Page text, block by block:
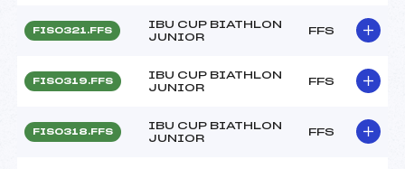
FIS0321.FFS
IBU CUP BIATHLON
JUNIOR
FFS
FIS0319.FFS
IBU CUP BIATHLON
JUNIOR
FFS
FIS0318.FFS
IBU CUP BIATHLON
JUNIOR
FFS